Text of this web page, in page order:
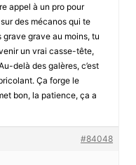
appel à un pro pour
des mécanos qui te
grave au moins, tu
un vrai casse-tête,
delà des galères, c’est
Ça forge le
bon, la patience, ça a
#84048